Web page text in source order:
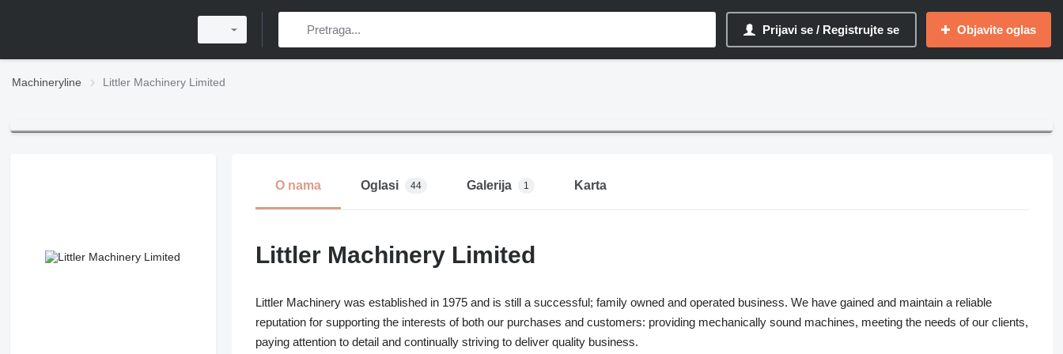
Prijavi se / Registrujte se Objavite oglas
Machineryline Littler Machinery Limited
O nama Oglasi 44 Galerija 1 Karta
Littler Machinery Limited
Littler Machinery was established in 1975 and is still a successful; family owned and operated business. We have gained and maintain a reliable
reputation for supporting the interests of both our purchases and customers: providing mechanically sound machines, meeting the needs of our clients,
paying attention to detail and continually striving to deliver quality business.